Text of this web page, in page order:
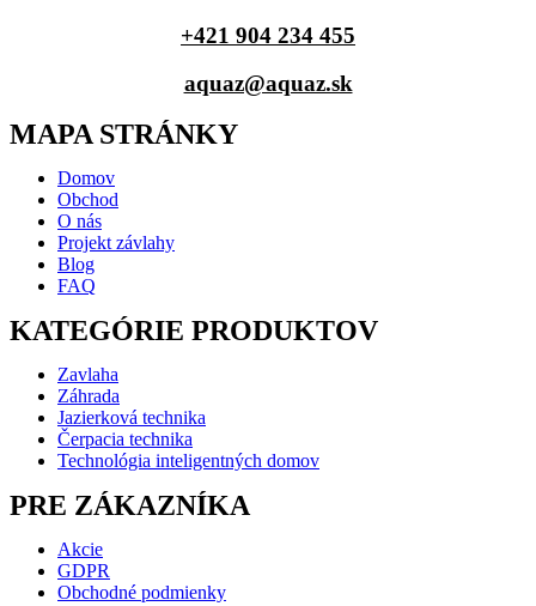
+421 904 234 455
aquaz@aquaz.sk
MAPA STRÁNKY
Domov
Obchod
O nás
Projekt závlahy
Blog
FAQ
KATEGÓRIE PRODUKTOV
Zavlaha
Záhrada
Jazierková technika
Čerpacia technika
Technológia inteligentných domov
PRE ZÁKAZNÍKA
Akcie
GDPR
Obchodné podmienky